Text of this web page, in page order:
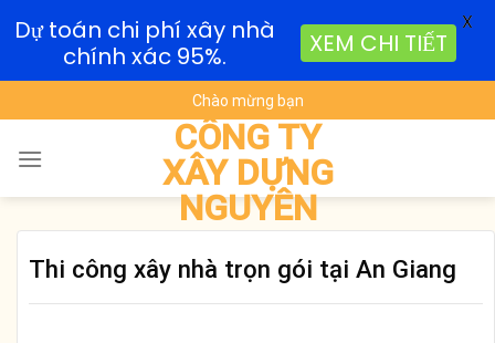
to
content
Chào mừng bạn
CÔNG TY
XÂY DỰNG
NGUYÊN
Thi công xây nhà trọn gói tại An Giang
Dự toán chi phí xây nhà
chính xác 95%.
XEM CHI TIẾT
X